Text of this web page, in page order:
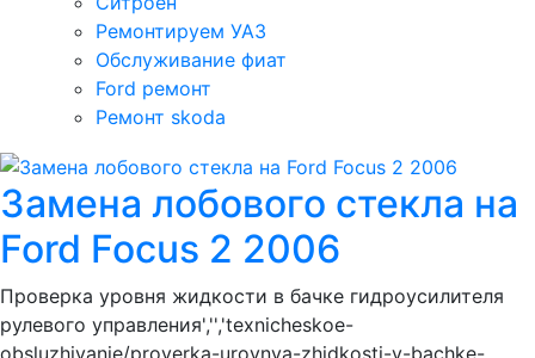
Ремонтируем УАЗ
Обслуживание фиат
Ford ремонт
Ремонт skoda
Замена лобового стекла на
Ford Focus 2 2006
Проверка уровня жидкости в бачке гидроусилителя
рулевого управления','','texnicheskoe-
obsluzhivanie/proverka-urovnya-zhidkosti-v-bachke-